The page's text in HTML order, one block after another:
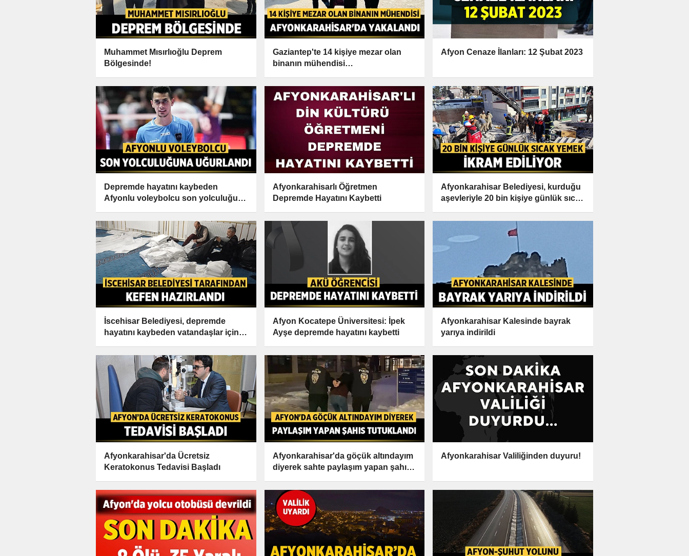
Muhammet Mısırlıoğlu Deprem
Bölgesinde!
Gaziantep'te 14 kişiye mezar olan
binanın mühendisi
Afyon Cenaze İlanları: 12 Şubat 2023
Depremde hayatını kaybeden
Afyonlu voleybolcu son yolculuğuna
Afyonkarahisarlı Öğretmen
Depremde Hayatını Kaybetti
Afyonkarahisar Belediyesi, kurduğu
aşevleriyle 20 bin kişiye günlük sıcak
İscehisar Belediyesi, depremde
hayatını kaybeden vatandaşlar için
Afyon Kocatepe Üniversitesi: İpek
Ayşe depremde hayatını kaybetti
Afyonkarahisar Kalesinde bayrak
yarıya indirildi
Afyonkarahisar'da Ücretsiz
Keratokonus Tedavisi Başladı
Afyonkarahisar'da göçük altındayım
diyerek sahte paylaşım yapan şahıs
Afyonkarahisar Valiliğinden duyuru!